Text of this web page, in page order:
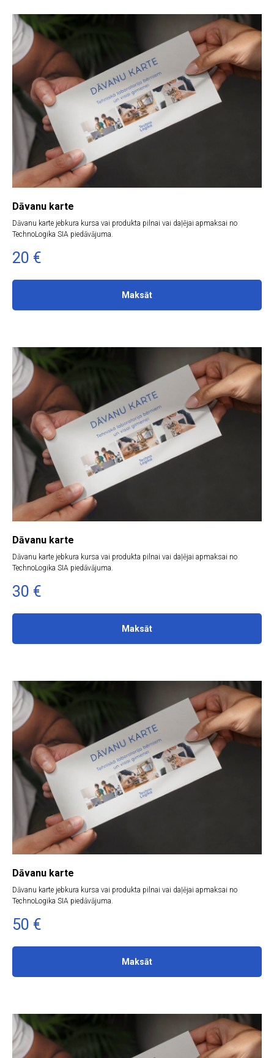
Dāvanu karte
Dāvanu karte jebkura kursa vai produkta pilnai vai daļējai apmaksai no
TechnoLogika SIA piedāvājuma.
20 €
Maksāt
Dāvanu karte
Dāvanu karte jebkura kursa vai produkta pilnai vai daļējai apmaksai no
TechnoLogika SIA piedāvājuma.
30 €
Maksāt
Dāvanu karte
Dāvanu karte jebkura kursa vai produkta pilnai vai daļējai apmaksai no
TechnoLogika SIA piedāvājuma.
50 €
Maksāt